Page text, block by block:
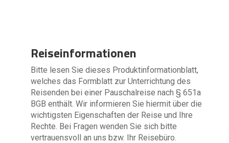
Reiseinformationen
Bitte lesen Sie dieses Produktinformationblatt,
welches das Formblatt zur Unterrichtung des
Reisenden bei einer Pauschalreise nach § 651a
BGB enthält. Wir informieren Sie hiermit über die
wichtigsten Eigenschaften der Reise und Ihre
Rechte. Bei Fragen wenden Sie sich bitte
vertrauensvoll an uns bzw. Ihr Reisebüro.